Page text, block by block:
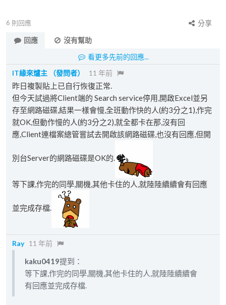
6 則回應
分享
回應
沒有幫助
看更多先前的回應...
IT緣來爐主
（發問者） 11 年前
昨日複製貼上已自行恢復正常.
但今天試過將Client端的 Search service停用,開啟Excel並另
存至網路磁碟,結果一樣會慢,全班動作快的人(約3分之1),作完
就OK,但動作慢的人(約3分之2),就全都卡在那,沒有回
應,Client連檔案總管嘗試去開啟該網路磁碟,也沒有回應,但開
別台Server的網路磁碟是OK的.
等下課,作完的同學,關機,其他卡住的人,就陸陸續續會有回應
並完成存檔.
Ray 11 年前
kaku0419提到：
等下課,作完的同學,關機,其他卡住的人,就陸陸續續會
有回應並完成存檔.